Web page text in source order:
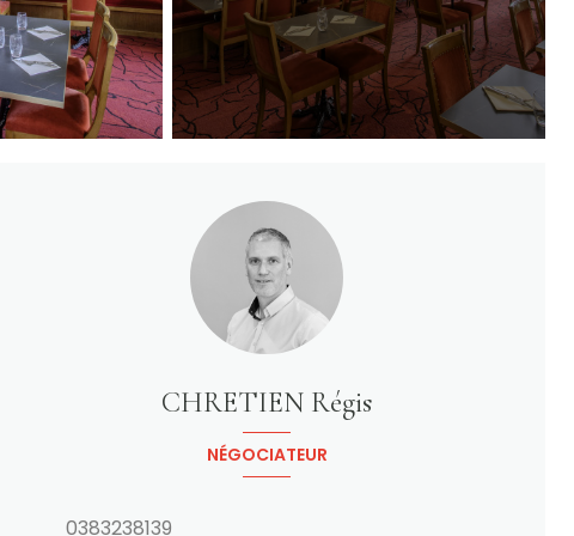
NÉGOCIATEUR
CHRETIEN Régis
0383238139